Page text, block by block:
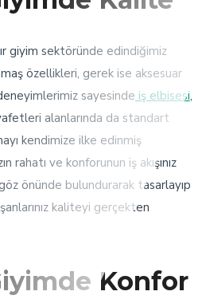
giyim sektöründe edindiğimiz
özellikleri, gerek ise aksesuar
sayesinde iş elbisesi,
alanlarında da standart
kendimize ilke edinmiş
rahatı ve konforunun iş akışınız
önünde bulundurarak tasarlayıp
kaliteyi gerçekten
Konfor